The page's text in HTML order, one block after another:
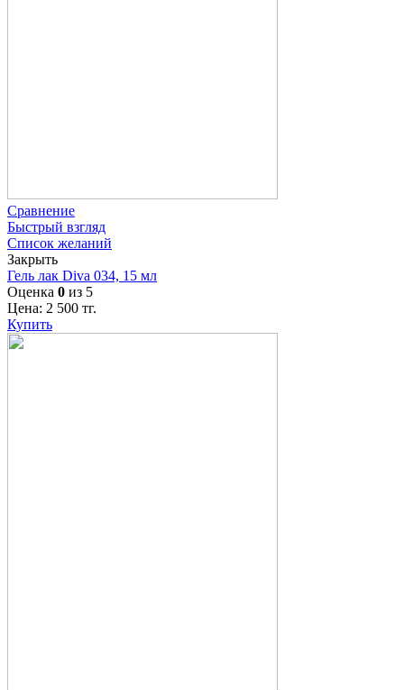
Сравнение
Быстрый взгляд
Список желаний
Закрыть
Гель лак Diva 034, 15 мл
Оценка 0 из 5
Цена: 2 500 тг.
Купить